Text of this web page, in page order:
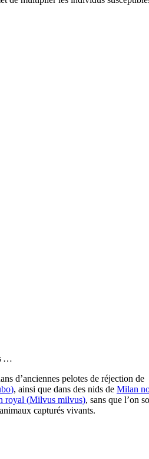
…
d’anciennes pelotes de réjection de
), ainsi que dans des nids de Milan
royal (Milvus milvus), sans que l’on
capturés vivants.